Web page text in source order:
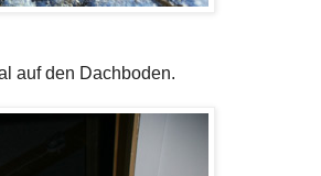
auf den Dachboden.